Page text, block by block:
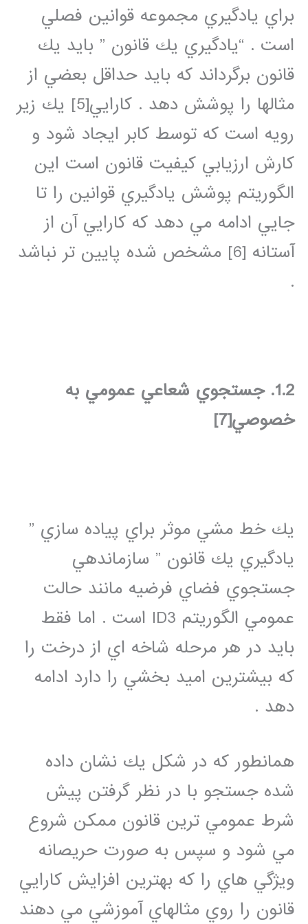
براي يادگيري مجموعه قوانين فصلي
است . “يادگيري يك قانون ” بايد يك
قانون برگرداند كه بايد حداقل بعضي از
مثالها را پوشش دهد . كارايي[5] يك زير
رويه است كه توسط كابر ايجاد شود و
كارش ارزيابي كيفيت قانون است اين
الگوريتم پوشش يادگيري قوانين را تا
جايي ادامه مي دهد كه كارايي آن از
آستانه [6] مشخص شده پايين تر نباشد
.
1.2. جستجوي شعاعي عمومي به
خصوصي[7]
يك خط مشي موثر براي پياده سازي ”
يادگيري يك قانون ” سازماندهي
جستجوي فضاي فرضيه مانند حالت
عمومي الگوريتم ID3 است . اما فقط
بايد در هر مرحله شاخه اي از درخت را
كه بيشترين اميد بخشي را دارد ادامه
دهد .
همانطور كه در شكل يك نشان داده
شده جستجو با در نظر گرفتن پيش
شرط عمومي ترين قانون ممكن شروع
مي شود و سپس به صورت حريصانه
ويژگي هاي را كه بهترين افزايش كارايي
قانون را روي مثالهاي آموزشي مي دهند